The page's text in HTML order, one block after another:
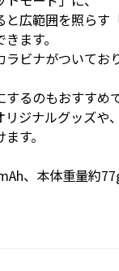
広範囲を照らす
ます。
ラビナがついてお
るのもおすすめで
リジナルグッズや
す。
、本体重量約